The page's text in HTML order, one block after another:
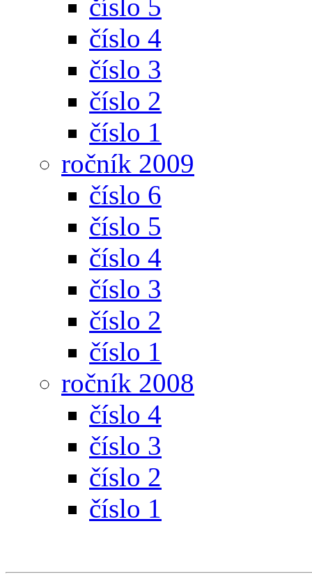
číslo 5
číslo 4
číslo 3
číslo 2
číslo 1
ročník 2009
číslo 6
číslo 5
číslo 4
číslo 3
číslo 2
číslo 1
ročník 2008
číslo 4
číslo 3
číslo 2
číslo 1